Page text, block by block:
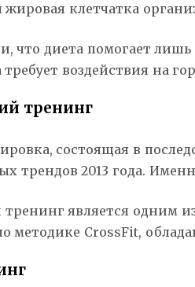
клетчатка
что диета помогает
воздействия на
тренинг
состоящая в
трендов 2013 года.
является одним
методике CrossFit,